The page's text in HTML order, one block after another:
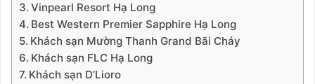
Vinpearl Resort Hạ Long
Best Western Premier Sapphire Hạ Long
Khách sạn Mường Thanh Grand Bãi Cháy
Khách sạn FLC Hạ Long
Khách sạn D’Lioro